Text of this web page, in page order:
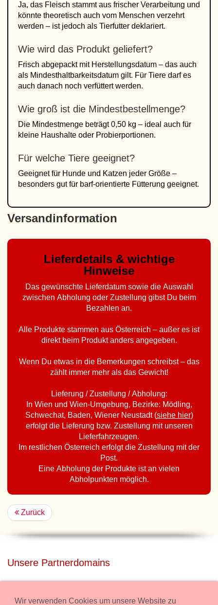
Ja, das Fleisch stammt aus frischer Verarbeitung und
könnte theoretisch auch vom Menschen verzehrt
werden – ist jedoch als Tierfutter deklariert.
Wie wird das Produkt geliefert?
Frisch abgepackt mit Herstellungsdatum – das auch
als Mindesthaltbarkeitsdatum gilt. Für Tiere darf es
auch danach noch verfüttert werden.
Wie groß ist die Mindestbestellmenge?
Die Mindestmenge beträgt 0,50 kg – ideal auch für
kleine Haushalte oder Probierportionen.
Für welche Tiere geeignet?
Geeignet für Hunde und Katzen jeder Größe –
besonders gut für barf-orientierte Fütterung geeignet.
Versandinformation
Lieferdetails & wichtige
Hinweise
Das gewünschte Lieferdatum sowie die Auswahl
zwischen Abholung oder Zustellung gibst Du beim
Bezahlen an.
Alle Produkte stammen aus Österreich – außer es ist
direkt beim Produkt anders angegeben.
Wenn Du etwas in die Bemerkungen schreibst – das
zählt immer mehr als das Gewicht!
Lieferung / Zustellung / Abholung:
In Wien und Wien-Umgebung, Bezirke: Mödling,
Schwechat, Baden, Wiener Neustadt (siehe hier)
erfolgt die Lieferung bzw. Zustellung mit unseren
Lieferfahrzeugen.
Im restlichen Österreich erfolgt die Zustellung mit der
Post.
Eine Abholung der Produkte ist an vielen
Abholpunkten möglich.
Zurück
Unsere Partnerdomains
Miete unser Haus bei Wiener Neustadt für Deine Party mit
Wir verwenden Cookies um unsere Website zu